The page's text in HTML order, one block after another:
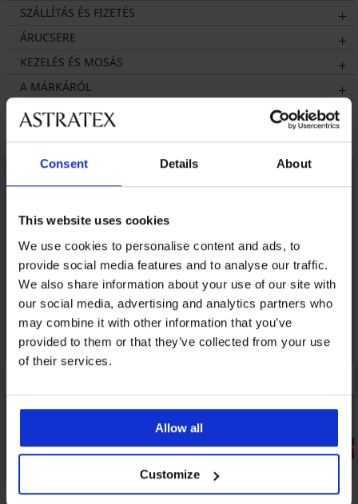
Consent Details About
This website uses cookies
We use cookies to personalise content and ads, to
provide social media features and to analyse our traffic.
We also share information about your use of our site with
our social media, advertising and analytics partners who
may combine it with other information that you’ve
provided to them or that they’ve collected from your use
of their services.
Allow all
Customize
SZÁLLÍTÁS ÉS FIZETÉS
ÁRUCSERE
KEZELÉS ÉS MOSÁS
A MÁRKÁRÓL
Talán tetszeni fog
5
4,9
3+1 INGYEN